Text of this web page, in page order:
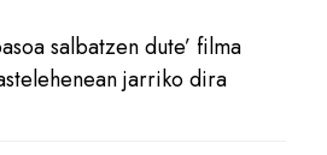
salbatzen dute’ filma
jarriko dira